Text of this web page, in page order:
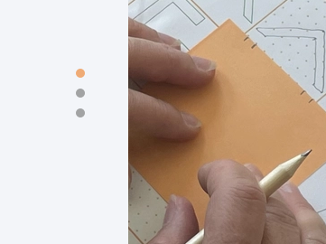
Silné uvedomenie: vnímať a rešpektovať
nachádza. Upevnilo to moju predstavu o